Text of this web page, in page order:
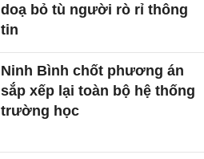
doạ bỏ tù người rò rỉ thông
tin
Ninh Bình chốt phương án
sắp xếp lại toàn bộ hệ thống
trường học